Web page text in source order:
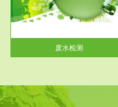
废水检测
检测范围工业废气检测包括
废气和无机废气。有机废气
包括...